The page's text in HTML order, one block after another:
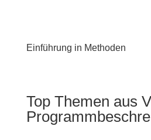
Einführung in Methoden
Top Themen aus